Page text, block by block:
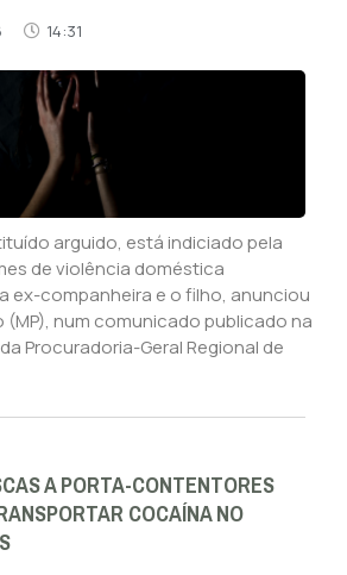
14:31
arguido, está indiciado pela
de violência doméstica
ex-companheira e o filho, anunciou
(MP), num comunicado publicado na
Procuradoria-Geral Regional de
A PORTA-CONTENTORES
COCAÍNA NO